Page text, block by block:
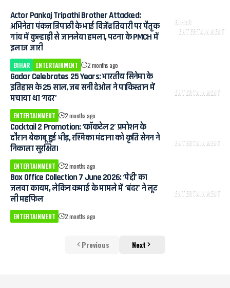
BIHAR
ENTERTAINMENT
Actor Pankaj Tripathi Brother Attacked:
अभिनेता पंकज त्रिपाठी के भाई विजेंद्र तिवारी पर पैतृक
गांव में कुल्हाड़ी से जानलेवा हमला, पटना के PMCH में
इलाज जारी
BIHAR ENTERTAINMENT 2 months ago
ENTERTAINMENT
Gadar Celebrates 25 Years: भारतीय सिनेमा के
इतिहास के 25 साल, जब सनी देओल ने पाकिस्तान में
मचाया था ‘गदर’
ENTERTAINMENT 2 months ago
ENTERTAINMENT
Cocktail 2 Promotion: ‘कॉकटेल 2’ प्रमोशन के
दौरान बेकाबू हुई भीड़, रश्मिका मंदाना को कृति सेनन ने
निकाला सुरक्षित।
ENTERTAINMENT 2 months ago
ENTERTAINMENT
Box Office Collection 7 June 2026: ‘पेद्दी’ का
जलवा कायम, लेकिन कमाई के मामले में ‘बंदर’ ने लूट
ली महफिल
ENTERTAINMENT 2 months ago
Previous Next